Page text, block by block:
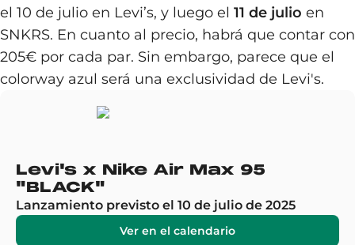
el 10 de julio en Levi’s, y luego el 11 de julio en
SNKRS. En cuanto al precio, habrá que contar con
205€ por cada par. Sin embargo, parece que el
colorway azul será una exclusividad de Levi's.
Levi's x Nike Air Max 95
"BLACK"
Lanzamiento previsto el 10 de julio de 2025
Ver en el calendario